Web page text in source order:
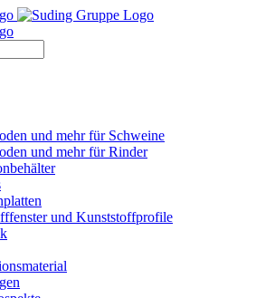
und mehr für Schweine
und mehr für Rinder
und Kunststoffprofile